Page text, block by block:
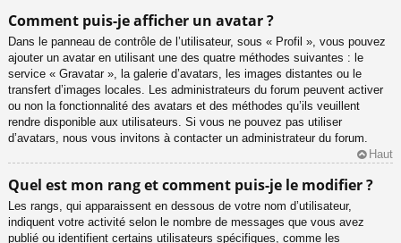
Comment puis-je afficher un avatar ?
Dans le panneau de contrôle de l’utilisateur, sous « Profil », vous pouvez
ajouter un avatar en utilisant une des quatre méthodes suivantes : le
service « Gravatar », la galerie d’avatars, les images distantes ou le
transfert d’images locales. Les administrateurs du forum peuvent activer
ou non la fonctionnalité des avatars et des méthodes qu’ils veuillent
rendre disponible aux utilisateurs. Si vous ne pouvez pas utiliser
d’avatars, nous vous invitons à contacter un administrateur du forum.
Haut
Quel est mon rang et comment puis-je le modifier ?
Les rangs, qui apparaissent en dessous de votre nom d’utilisateur,
indiquent votre activité selon le nombre de messages que vous avez
publié ou identifient certains utilisateurs spécifiques, comme les